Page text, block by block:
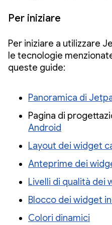
Per iniziare
Per iniziare a utilizzare
le tecnologie
queste guide:
Panoramica di
Pagina di
Android
Layout dei widget
Anteprime dei
Livelli di qualità dei
Blocco dei widget
Colori dinamici